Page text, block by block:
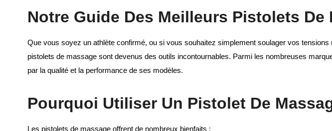
Notre Guide Des Meilleurs Pistolets De
Que vous soyez un athlète confirmé, ou si vous souhaitez simplement soulager vos
pistolets de massage sont devenus des outils incontournables. Parmi les nombreuses
par la qualité et la performance de ses modèles.
Pourquoi Utiliser Un Pistolet De
Les pistolets de massage offrent de nombreux bienfaits :